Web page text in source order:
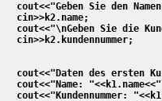
cout<<"Geben Sie den
cin>>k2.name;
cout<<"\nGeben Sie die
cin>>k2.kundennummer;
cout<<"Daten des ersten
cout<<"Name:
cout<<"Kundennummer: